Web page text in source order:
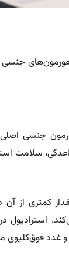
جنسی
سلامت
کمتری از
استرادیول
غدد